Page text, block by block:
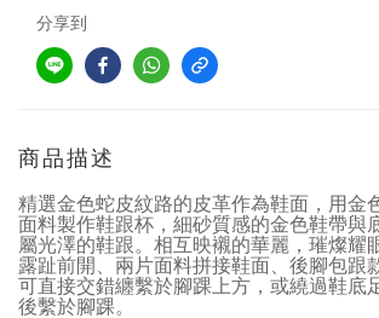
分享到
商品描述
精選金色蛇皮紋路的皮革作為鞋面，用金
面料製作鞋跟杯，細砂質感的金色鞋帶與
屬光澤的鞋跟。相互映襯的華麗，璀燦耀
露趾前開、兩片面料拼接鞋面、後腳包跟
可直接交錯纏繫於腳踝上方，或繞過鞋底
後繫於腳踝。